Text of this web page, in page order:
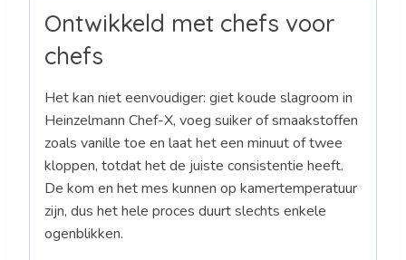
Ontwikkeld met chefs voor
chefs
Het kan niet eenvoudiger: giet koude slagroom in
Heinzelmann Chef-X, voeg suiker of smaakstoffen
zoals vanille toe en laat het een minuut of twee
kloppen, totdat het de juiste consistentie heeft.
De kom en het mes kunnen op kamertemperatuur
zijn, dus het hele proces duurt slechts enkele
ogenblikken.